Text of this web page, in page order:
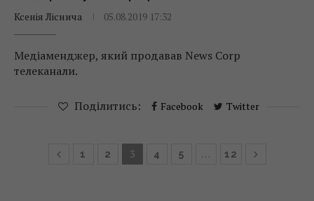
Ксенія Ліснича
05.08.2019 17:32
Медіаменджер, який продавав News Corp
телеканали.
Поділитись: Facebook Twitter
1 2 3 4 5 … 12